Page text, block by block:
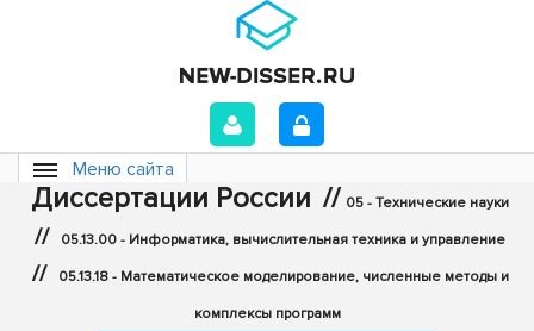
Меню сайта
Диссертации России // 05 - Технические науки
// 05.13.00 - Информатика, вычислительная техника и управление
// 05.13.18 - Математическое моделирование, численные методы и
комплексы программ